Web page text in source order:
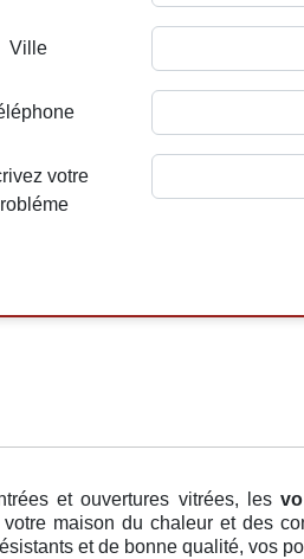
Ville
votre
et ouvertures vitrées, les
votre maison du chaleur et des
et de bonne qualité, vos